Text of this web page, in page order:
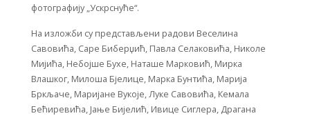
фотографију „Ускрснуће“.
На изложби су представљени радови Веселина
Савовића, Саре Биберџић, Павла Селаковића, Николе
Мијића, Небојше Бухе, Наташе Марковић, Мирка
Влашког, Милоша Бјелице, Марка Бунтића, Марија
Бркљаче, Маријане Вукоје, Луке Савовића, Кемала
Бећиревића, Јање Бијелић, Ивице Сиглера, Драгана